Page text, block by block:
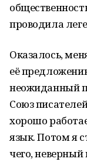
проводила
Оказалось,
её
неожиданный
Союз
хорошо
язык. Потом я
чего,